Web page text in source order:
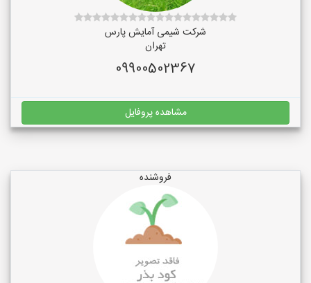
شرکت شیمی آمایش پارس
تهران
09900502367
مشاهده پروفایل
فروشنده